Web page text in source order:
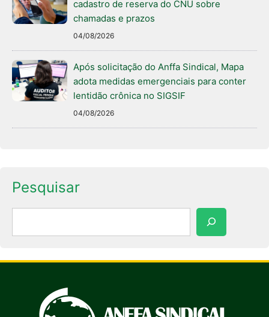
cadastro de reserva do CNU sobre
chamadas e prazos
04/08/2026
Após solicitação do Anffa Sindical, Mapa
adota medidas emergenciais para conter
lentidão crônica no SIGSIF
04/08/2026
Pesquisar